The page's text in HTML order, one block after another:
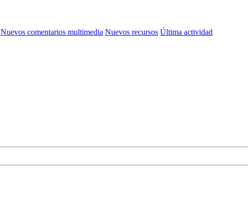
Nuevos comentarios multimedia Nuevos recursos Última actividad